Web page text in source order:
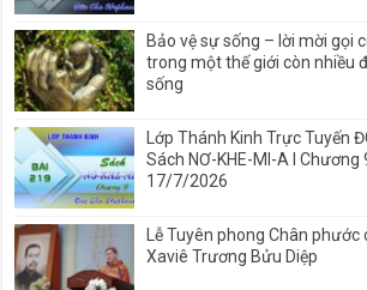
Bảo vệ sự sống – lời mời gọi
trong một thế giới còn nhiều
sống
Lớp Thánh Kinh Trực Tuyến
Sách NƠ-KHE-MI-A I Chương
17/7/2026
Lễ Tuyên phong Chân phước
Xaviê Trương Bửu Diệp